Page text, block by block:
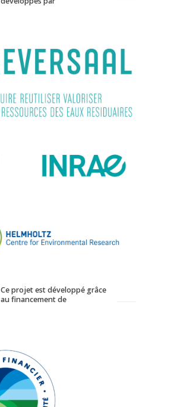
Ce projet est développé grâce
au financement de